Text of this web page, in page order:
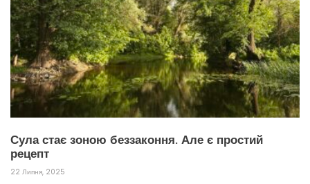
Сула стає зоною беззаконня. Але є простий
рецепт
22 Липня, 2025